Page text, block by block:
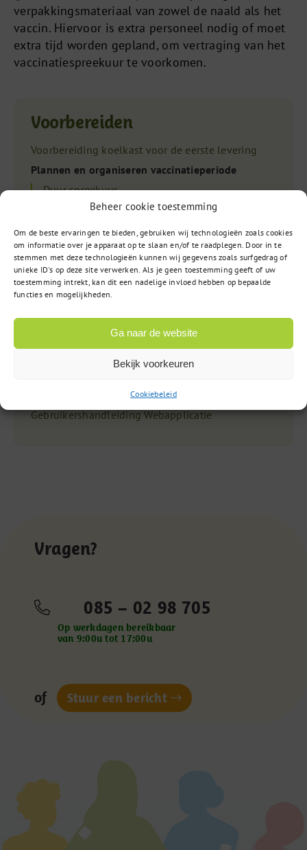
Beheer cookie toestemming
Om de beste ervaringen te bieden, gebruiken wij technologieën zoals cookies
om informatie over je apparaat op te slaan en/of te raadplegen. Door in te
stemmen met deze technologieën kunnen wij gegevens zoals surfgedrag of
unieke ID's op deze site verwerken. Als je geen toestemming geeft of uw
toestemming intrekt, kan dit een nadelige invloed hebben op bepaalde
functies en mogelijkheden.
Ga naar de website
Bekijk voorkeuren
Cookiebeleid
verpakkingsmateriaal van zowel de naald als het
vaccin. Hiervoor is extra personeel nodig of moet
extra tijd worden gepland, om vertraging van het
vaccinatiespreekuur te voorkomen.
Voorbereiden
Voorbereiding koelkast voor de eerste levering
Plannen en organiseren vaccinatieperiode
Duur spreekuur
Indeling personeel
Planning griepvaccinatiecampagne
Gezamenlijk spreekuur griep- en
pneumokokkenvaccinatie
Aflevering vaccins
Bestellen vaccins
Gebruik veiligheidsnaalden
Bestellen drukwerk
Gebruikershandleiding Webapplicatie
Vragen?
085 – 02 98 705
Op werkdagen bereikbaar
van 9:00u tot 17:00u
of Stuur een bericht